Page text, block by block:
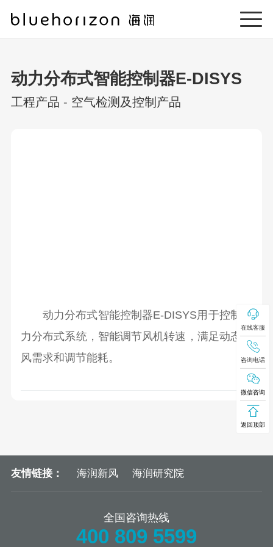
在线客服
咨询电话
微信咨询
返回顶部
动力分布式智能控制器E-DISYS
工程产品 - 空气检测及控制产品
动力分布式智能控制器E-DISYS用于控制动
力分布式系统，智能调节风机转速，满足动态通
风需求和调节能耗。
友情链接： 海润新风 海润研究院
全国咨询热线
400 809 5599